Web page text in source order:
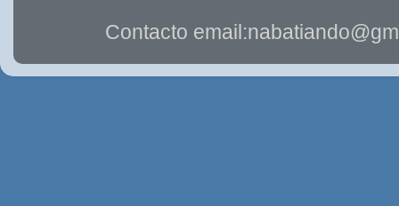
Contacto